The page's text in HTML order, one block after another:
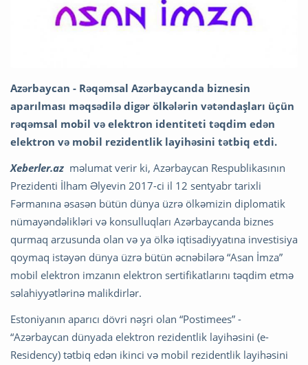
Azərbaycan - Rəqəmsal Azərbaycanda biznesin
aparılması məqsədilə digər ölkələrin vətəndaşları üçün
rəqəmsal mobil və elektron identiteti təqdim edən
elektron və mobil rezidentlik layihəsini tətbiq etdi.
Xeberler.az məlumat verir ki, Azərbaycan Respublikasının
Prezidenti İlham Əlyevin 2017-ci il 12 sentyabr tarixli
Fərmanına əsasən bütün dünya üzrə ölkəmizin diplomatik
nümayəndəlikləri və konsulluqları Azərbaycanda biznes
qurmaq arzusunda olan və ya ölkə iqtisadiyyatına investisiya
qoymaq istəyən dünya üzrə bütün əcnəbilərə “Asan İmza”
mobil elektron imzanın elektron sertifikatlarını təqdim etmə
səlahiyyətlərinə malikdirlər.
Estoniyanın aparıcı dövri nəşri olan “Postimees” -
“Azərbaycan dünyada elektron rezidentlik layihəsini (e-
Residency) tətbiq edən ikinci və mobil rezidentlik layihəsini